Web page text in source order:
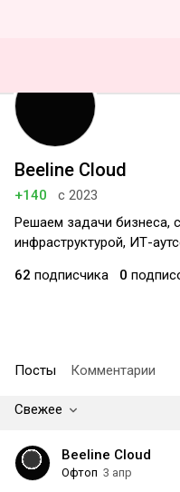
Beeline Cloud
+140
с 2023
Решаем задачи бизнеса,
инфраструктурой, ИТ-
62 подписчика 0
Посты Комментарии
Свежее
Beeline Cloud
Офтоп 3 апр